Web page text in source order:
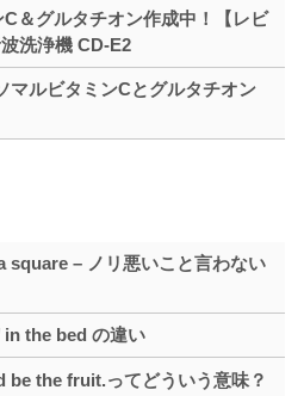
＆グルタチオン作成中！【レビ
洗浄機 CD-E2
マルビタミンCとグルタチオン
square – ノリ悪いこと言わない
in the bed の違い
be the fruit.ってどういう意味？